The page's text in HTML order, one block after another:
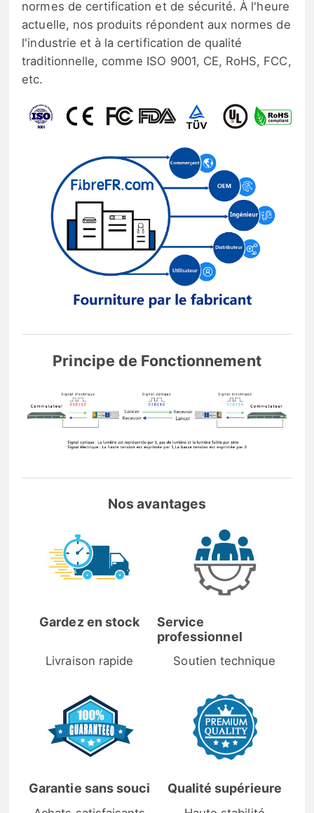
normes de certification et de sécurité. À l'heure
actuelle, nos produits répondent aux normes de
l'industrie et à la certification de qualité
traditionnelle, comme ISO 9001, CE, RoHS, FCC,
etc.
Principe de Fonctionnement
Nos avantages
Gardez en stock
Livraison rapide
Service
professionnel
Soutien technique
Garantie sans souci Qualité supérieure